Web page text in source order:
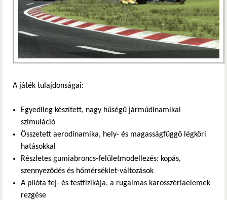
A játék tulajdonságai:
Egyedileg készített, nagy hűségű járműdinamikai
szimuláció
Összetett aerodinamika, hely- és magasságfüggő légköri
hatásokkal
Részletes gumiabroncs-felületmodellezés: kopás,
szennyeződés és hőmérséklet-változások
A pilóta fej- és testfizikája, a rugalmas karosszériaelemek
rezgése